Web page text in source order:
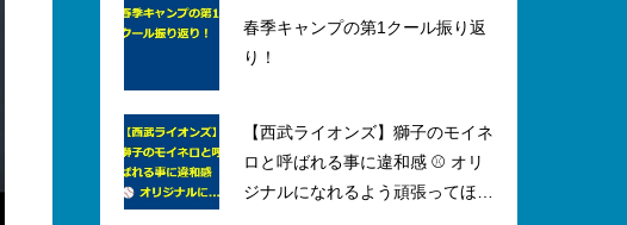
春季キャンプの第1クール振り返
り！
【西武ライオンズ】獅子のモイネ
ロと呼ばれる事に違和感 ⚾ オリ
ジナルになれるよう頑張ってほし